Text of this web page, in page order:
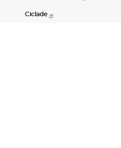
Ciclade